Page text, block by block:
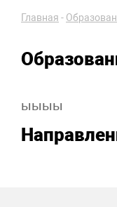
Главная -
ыыыы